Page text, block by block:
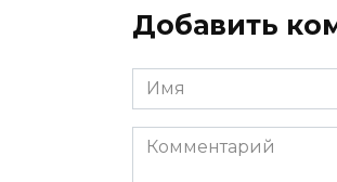
Добавить
Имя
*
Комментарий